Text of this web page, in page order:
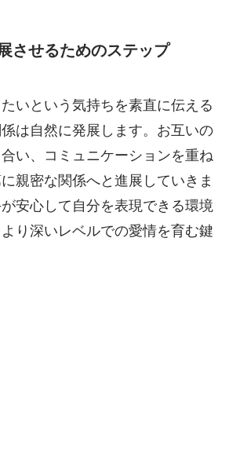
させるためのステップ
いという気持ちを素直に伝える
は自然に発展します。お互いの
い、コミュニケーションを重ね
親密な関係へと進展していきま
安心して自分を表現できる環境
り深いレベルでの愛情を育む鍵